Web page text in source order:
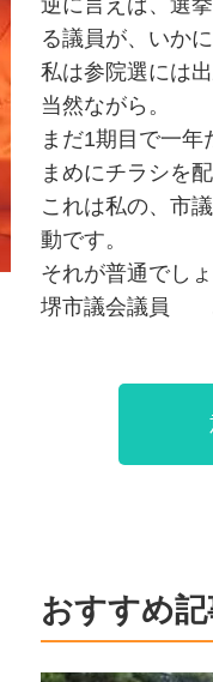
逆に言えば、選
る議員が、いか
私は参院選には出
当然ながら。
まだ1期目で一年
まめにチラシを
これは私の、市
動です。
それが普通でしょ
堺市議会議員
おすすめ